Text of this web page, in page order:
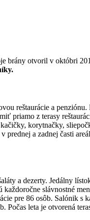
brány otvoril v októbri
reštaurácie a
priamo z terasy
korytnačky,
a zadnej časti
a dezerty. Jedálny
slávnostné
pre 86 osôb. Salónik
leta je otvorená